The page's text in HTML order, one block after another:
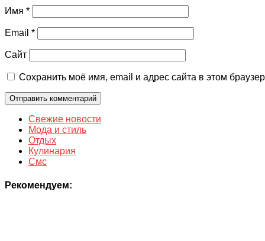
Имя *
Email *
Сайт
Сохранить моё имя, email и адрес сайта в этом
Свежие новости
Мода и стиль
Отдых
Кулинария
Смс
Рекомендуем: